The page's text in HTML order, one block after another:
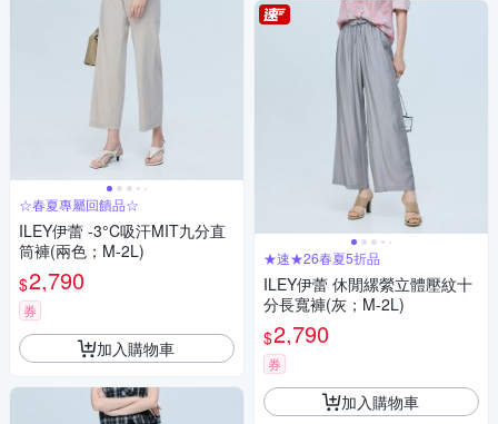
☆春夏專屬回饋品☆
ILEY伊蕾 -3°C吸汗MIT九分直
筒褲(兩色；M-2L)
$2,790
券
加入購物車
★速★26春夏5折品
ILEY伊蕾 休閒縲縈立體壓紋十
分長寬褲(灰；M-2L)
$2,790
券
加入購物車